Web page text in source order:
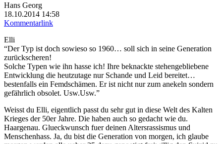
Hans Georg
18.10.2014 14:58
Kommentarlink
Elli
“Der Typ ist doch sowieso so 1960… soll sich in seine Generation
zurückscheren!
Solche Typen wie ihn hasse ich! Ihre beknackte stehengebliebene
Entwicklung die heutzutage nur Schande und Leid bereitet…
bestenfalls ein Femdschämen. Er ist nicht nur zum anekeln sondern
gefährlich obsolet. Usw.Usw.”
Weisst du Elli, eigentlich passt du sehr gut in diese Welt des Kalten
Krieges der 50er Jahre. Die haben auch so gedacht wie du.
Haargenau. Glueckwunsch fuer deinen Altersrassismus und
Menschenhass. Ja, du bist die Generation von morgen, ich glaube